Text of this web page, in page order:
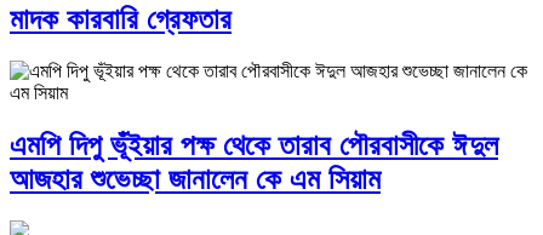
মাদক কারবারি গ্রেফতার
এমপি দিপু ভূঁইয়ার পক্ষ থেকে তারাব পৌরবাসীকে ঈদুল
আজহার শুভেচ্ছা জানালেন কে এম সিয়াম